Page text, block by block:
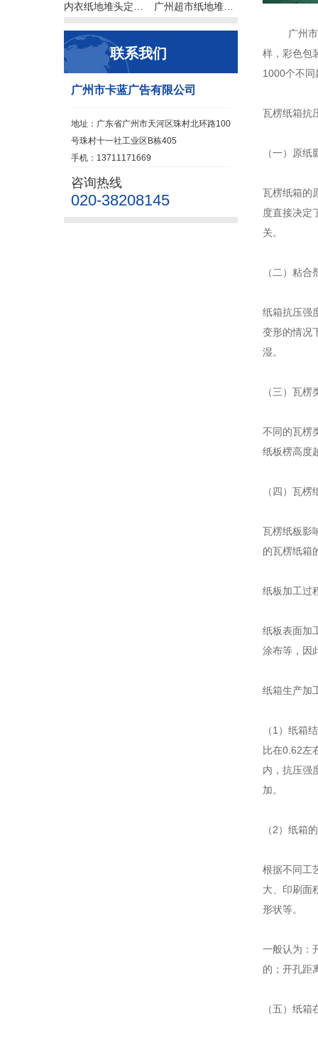
联系我们
广州市卡蓝广告有限公司
地址：广东省广州市天河区珠村北环路100
号珠村十一社工业区B栋405
手机：13711171669
咨询热线
020-38208145
广州市卡
样，彩色包
1000个不
瓦楞纸箱抗
（一）原纸
瓦楞纸箱的
度直接决定
关。
（二）粘
纸箱抗压强
变形的情况
湿。
（三）瓦
不同的瓦楞
纸板楞高度
（四）瓦
瓦楞纸板影
的瓦楞纸箱
纸板加工过
纸板表面加
涂布等，因
纸箱生产加
（1）纸箱
比在0.62左
内，抗压强
加。
（2）纸箱
根据不同工
大、印刷面
形状等。
一般认为：
的；开孔距
（五）纸